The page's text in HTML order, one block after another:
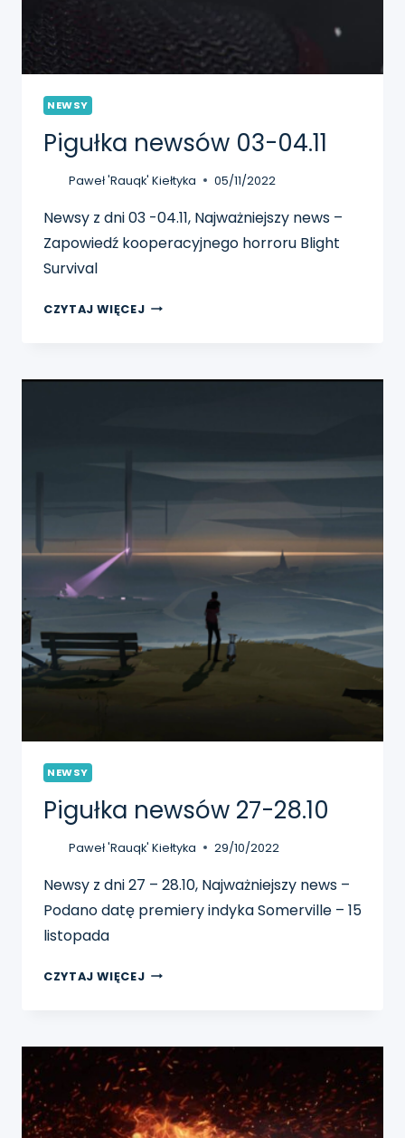
NEWSY
Pigułka newsów 03-04.11
Paweł 'Rauqk' Kiełtyka 05/11/2022
Newsy z dni 03 -04.11, Najważniejszy news –
Zapowiedź kooperacyjnego horroru Blight
Survival
CZYTAJ WIĘCEJ PIGUŁKA
NEWSY
Pigułka newsów 27-28.10
Paweł 'Rauqk' Kiełtyka 29/10/2022
Newsy z dni 27 – 28.10, Najważniejszy news –
Podano datę premiery indyka Somerville – 15
listopada
CZYTAJ WIĘCEJ PIGUŁKA